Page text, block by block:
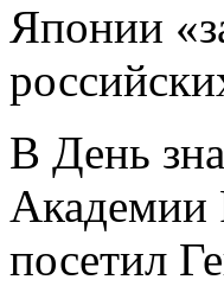
Японии
В День
Академии
посетил